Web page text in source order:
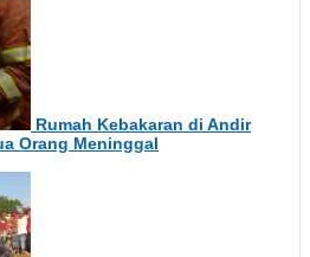
Rumah Kebakaran di Andir
Orang Meninggal